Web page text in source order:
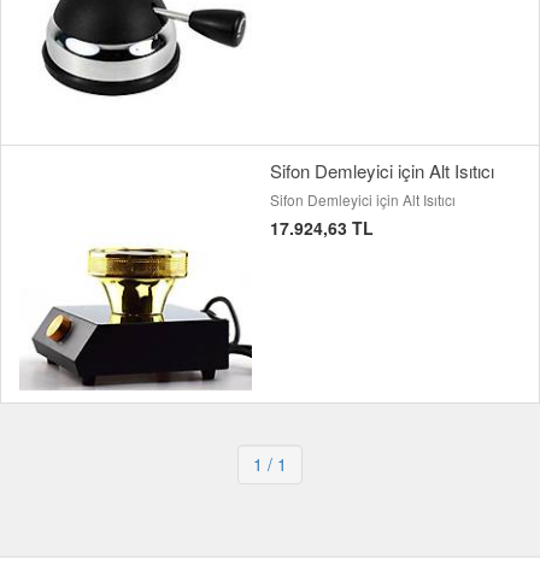
Sifon Demleyici için Alt Isıtıcı
Sifon Demleyici için Alt Isıtıcı
17.924,63 TL
1 / 1